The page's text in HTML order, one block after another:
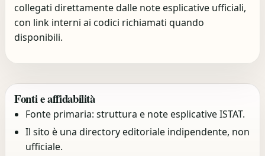
collegati direttamente dalle note esplicative ufficiali,
con link interni ai codici richiamati quando
disponibili.
Fonti e affidabilità
Fonte primaria: struttura e note esplicative ISTAT.
Il sito è una directory editoriale indipendente, non
ufficiale.